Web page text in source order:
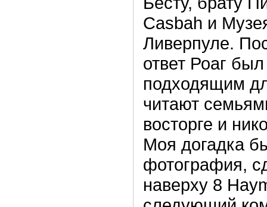
Casbah и
Ливерпуле.
ответ Роаг
подходящим
читают
восторге и
Моя догадка
фотография,
наверху 8